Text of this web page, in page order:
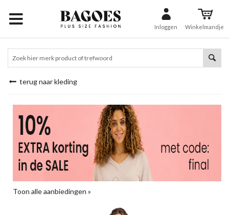
Inloggen Winkelmandje
terug naar kleding
Toon alle aanbiedingen »